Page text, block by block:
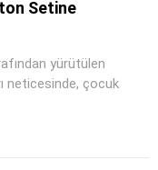
Setine
yürütülen
neticesinde, çocuk